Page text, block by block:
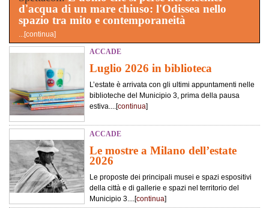
d'acqua di un mare chiuso: l'Odissea nello
spazio tra mito e contemporaneità
...[continua]
ACCADE
Luglio 2026 in biblioteca
L’estate è arrivata con gli ultimi appuntamenti nelle
biblioteche del Municipio 3, prima della pausa
estiva....[continua]
ACCADE
Le mostre a Milano dell’estate
2026
Le proposte dei principali musei e spazi espositivi
della città e di gallerie e spazi nel territorio del
Municipio 3....[continua]